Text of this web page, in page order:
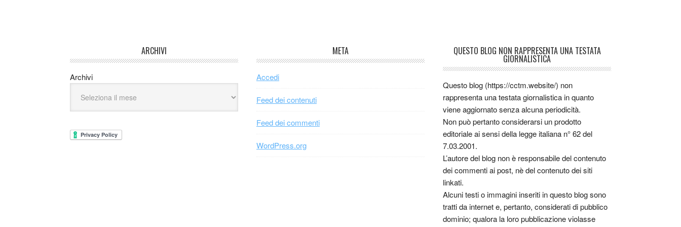
ARCHIVI
Archivi
META
Accedi
Feed dei contenuti
Feed dei commenti
WordPress.org
QUESTO BLOG NON RAPPRESENTA UNA TESTATA
GIORNALISTICA
Questo blog (https://cctm.website/) non
rappresenta una testata giornalistica in quanto
viene aggiornato senza alcuna periodicità.
Non può pertanto considerarsi un prodotto
editoriale ai sensi della legge italiana n° 62 del
7.03.2001.
L’autore del blog non è responsabile del contenuto
dei commenti ai post, nè del contenuto dei siti
linkati.
Alcuni testi o immagini inseriti in questo blog sono
tratti da internet e, pertanto, considerati di pubblico
dominio; qualora la loro pubblicazione violasse